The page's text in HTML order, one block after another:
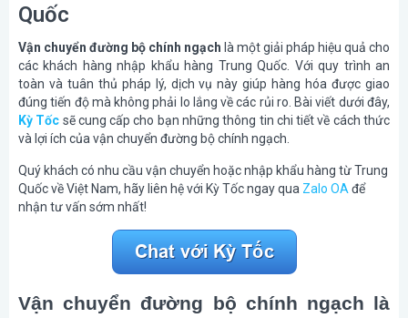
Quốc
Vận chuyển đường bộ chính ngạch là một giải pháp hiệu quả cho
các khách hàng nhập khẩu hàng Trung Quốc. Với quy trình an
toàn và tuân thủ pháp lý, dịch vụ này giúp hàng hóa được giao
đúng tiến độ mà không phải lo lắng về các rủi ro. Bài viết dưới đây,
Kỳ Tốc sẽ cung cấp cho bạn những thông tin chi tiết về cách thức
và lợi ích của vận chuyển đường bộ chính ngạch.
Quý khách có nhu cầu vận chuyển hoặc nhập khẩu hàng từ Trung
Quốc về Việt Nam, hãy liên hệ với Kỳ Tốc ngay qua Zalo OA để
nhận tư vấn sớm nhất!
Vận chuyển đường bộ chính ngạch là